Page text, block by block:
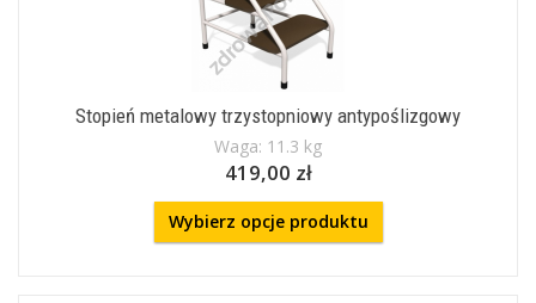
Stopień metalowy trzystopniowy antypoślizgowy
Waga: 11.3 kg
419,00 zł
Wybierz opcje produktu